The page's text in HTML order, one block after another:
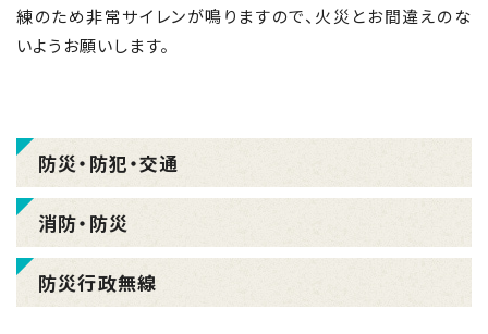
練のため非常サイレンが鳴りますので、火災とお間違えのな
いようお願いします。
防災・防犯・交通
消防・防災
防災行政無線